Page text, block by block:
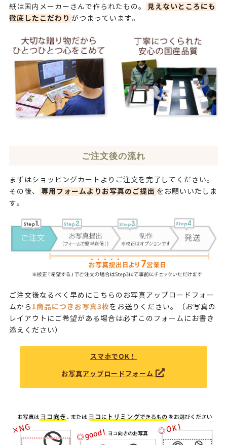
紙は国内メーカーさんで作られたもの。
見えないところにも
徹底したこだわり がつまっています。
ご注文後の流れ
まずはショッピングカートよりご注文を完了してください。
その後、
専用フォームよりお写真のご提出 をお願いいたしま
す。
ご注文後なるべく早めにこちらのお写真アップロードフォー
ムから 1商品につきお写真3枚をお送りください。（お写真の
レイアウトにご希望がある場合は必ずこのフォームにお書き
添えください）
スマホでOK！
お写真アップロードフォーム